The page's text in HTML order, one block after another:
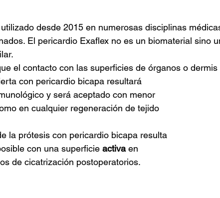
desde 2015 en numerosas disciplinas
El pericardio Exaflex no es un biomaterial sino
el contacto con las superficies de órganos o dermis
con pericardio bicapa resultará
y será aceptado con menor
en cualquier regeneración de tejido
la prótesis con pericardio bicapa resulta
con una superficie activaen
de cicatrización postoperatorios.